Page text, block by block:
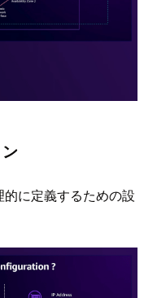
に定義するための設